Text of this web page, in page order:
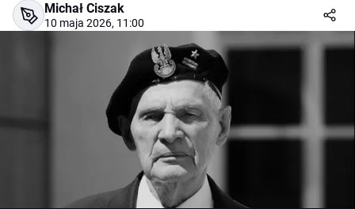
Michał Ciszak
10 maja 2026, 11:00